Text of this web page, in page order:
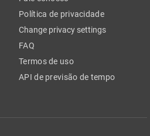
Política de privacidade
Change privacy settings
FAQ
Termos de uso
API de previsão de tempo